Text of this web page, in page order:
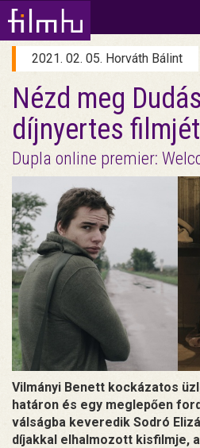
2021. 02. 05. Horváth Bálint
Nézd meg
díjnyertes
Dupla online premier:
Vilmányi Benett kockázatos
határon és egy meglepően
válságba keveredik Sodró
díjakkal elhalmozott kisfilmje,